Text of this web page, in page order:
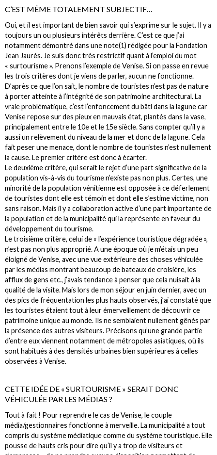
C’EST MÊME TOTALEMENT SUBJECTIF…
Oui, et il est important de bien savoir qui s’exprime sur le sujet. Il y a
toujours un ou plusieurs intérêts derrière. C’est ce que j’ai
notamment démontré dans une note(1) rédigée pour la Fondation
Jean Jaurès. Je suis donc très restrictif quant à l’emploi du mot
« surtourisme ». Prenons l’exemple de Venise. Si on passe en revue
les trois critères dont je viens de parler, aucun ne fonctionne.
D’après ce que l’on sait, le nombre de touristes n’est pas de nature
à porter atteinte à l’intégrité de son patrimoine architectural. La
vraie problématique, c’est l’enfoncement du bâti dans la lagune car
Venise repose sur des pieux en mauvais état, plantés dans la vase,
principalement entre le 10e et le 15e siècle. Sans compter qu’il y a
aussi un relèvement du niveau de la mer et donc de la lagune. Cela
fait peser une menace, dont le nombre de touristes n’est nullement
la cause. Le premier critère est donc à écarter.
Le deuxième critère, qui serait le rejet d’une part significative de la
population vis-à-vis du tourisme n’existe pas non plus. Certes, une
minorité de la population vénitienne est opposée à ce déferlement
de touristes dont elle est témoin et dont elle s’estime victime, non
sans raison. Mais il y a collaboration active d’une part importante de
la population et de la municipalité qui la représente en faveur du
développement du tourisme.
Le troisième critère, celui de « l’expérience touristique dégradée »,
n’est pas non plus approprié. A une époque où je m’étais un peu
éloigné de Venise, avec une vue extérieure des choses véhiculée
par les médias montrant beaucoup de bateaux de croisière, les
afflux de gens etc., j’avais tendance à penser que cela nuisait à la
qualité de la visite. Mais lors de mon séjour en juin dernier, avec un
des pics de fréquentation les plus hauts observés, j’ai constaté que
les touristes étaient tout à leur émerveillement de découvrir ce
patrimoine unique au monde. Ils ne semblaient nullement gênés par
la présence des autres visiteurs. Précisons qu’une grande partie
d’entre eux viennent notamment de métropoles asiatiques, où ils
sont habitués à des densités urbaines bien supérieures à celles
observées à Venise.
CETTE IDÉE DE « SURTOURISME » SERAIT DONC
VÉHICULÉE PAR LES MÉDIAS ?
Tout à fait ! Pour reprendre le cas de Venise, le couple
média/gestionnaires fonctionne à merveille. La municipalité a tout
compris du système médiatique comme du système touristique. Elle
pousse de hauts cris pour dire qu’il y a trop de visiteurs et